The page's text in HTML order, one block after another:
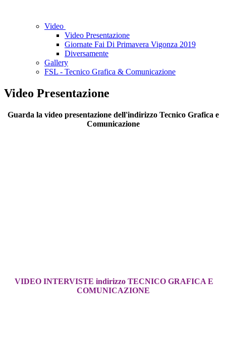
Video
Video Presentazione
Giornate Fai Di Primavera Vigonza 2019
Diversamente
Gallery
FSL - Tecnico Grafica & Comunicazione
Video Presentazione
Guarda la video presentazione dell'indirizzo Tecnico Grafica e
Comunicazione
VIDEO INTERVISTE indirizzo TECNICO GRAFICA E
COMUNICAZIONE